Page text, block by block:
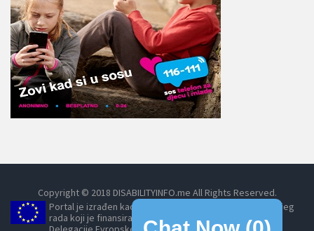
Copyright © 2018 DISABILITYINFO.me All Rights Reserved.
Portal je izrađen kao dio projekta Umrežavanjem do boljeg
rada koji je finansirala Evropska unija, posredstvom